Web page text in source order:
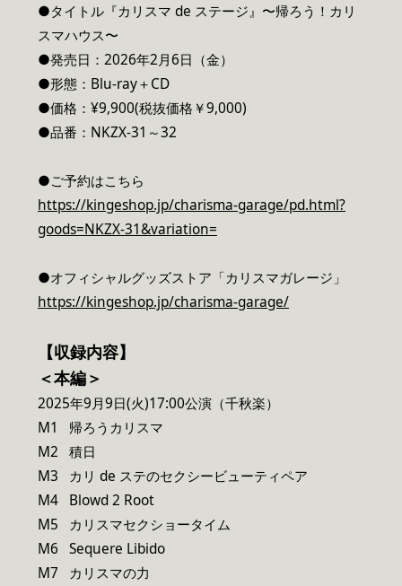
●タイトル『カリスマ de ステージ』〜帰ろう！カリ
スマハウス〜
●発売日：2026年2月6日（金）
●形態：Blu-ray＋CD
●価格：¥9,900(税抜価格￥9,000)
●品番：NKZX-31～32
●ご予約はこちら
https://kingeshop.jp/charisma-garage/pd.html?
goods=NKZX-31&variation=
●オフィシャルグッズストア「カリスマガレージ」
https://kingeshop.jp/charisma-garage/
【収録内容】
＜本編＞
2025年9月9日(火)17:00公演（千秋楽）
M1 帰ろうカリスマ
M2 積日
M3 カリ de ステのセクシービューティペア
M4 Blowd 2 Root
M5 カリスマセクショータイム
M6 Sequere Libido
M7 カリスマの力